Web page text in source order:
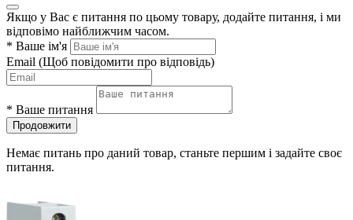
Якщо у Вас є питання по цьому товару, додайте питання, і ми
відповімо найближчим часом.
* Ваше ім'я
Email (Щоб повідомити про відповідь)
* Ваше питання
Продовжити
Немає питань про даний товар, станьте першим і задайте своє
питання.